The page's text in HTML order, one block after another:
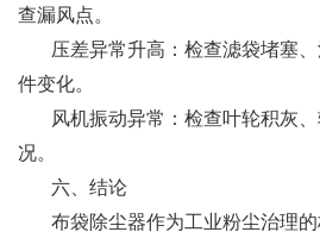
查漏风点。
压差异常升高：检查滤袋堵塞
件变化。
风机振动异常：检查叶轮积灰
况。
六、结论
布袋除尘器作为工业粉尘治理